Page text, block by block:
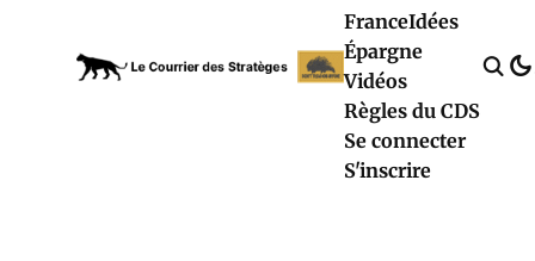
FranceIdées
Épargne
Vidéos
Règles du CDS
Se connecter
S'inscrire